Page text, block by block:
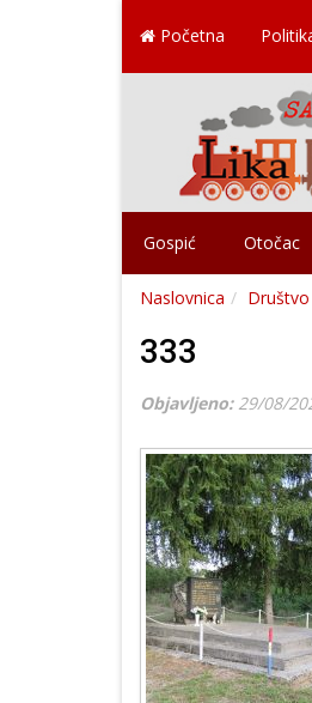
Početna
Gospić Otočac
Naslovnica Društvo
333
Objavljeno: 29/08/